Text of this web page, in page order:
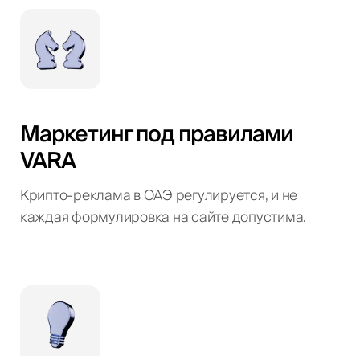
Маркетинг под правилами
VARA
Крипто-реклама в ОАЭ регулируется, и не
каждая формулировка на сайте допустима.